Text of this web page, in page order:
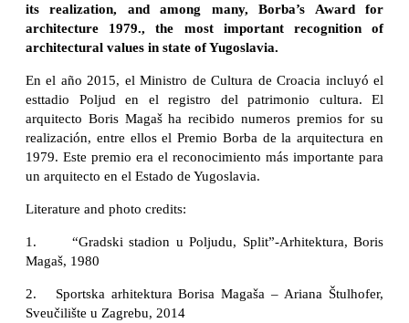
its realization, and among many, Borba’s Award for
architecture 1979., the most important recognition of
architectural values in state of Yugoslavia.
En el año 2015, el Ministro de Cultura de Croacia incluyó el
esttadio Poljud en el registro del patrimonio cultura. El
arquitecto Boris Magaš ha recibido numeros premios for su
realización, entre ellos el Premio Borba de la arquitectura en
1979. Este premio era el reconocimiento más importante para
un arquitecto en el Estado de Yugoslavia.
Literature and photo credits:
1. “Gradski stadion u Poljudu, Split”-Arhitektura, Boris
Magaš, 1980
2. Sportska arhitektura Borisa Magaša – Ariana Štulhofer,
Sveučilište u Zagrebu, 2014